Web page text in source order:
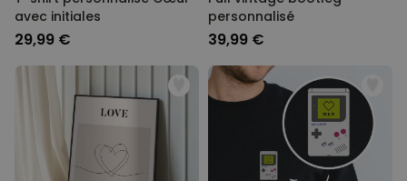
avec initiales
29,99 €
personnalisé
39,99 €